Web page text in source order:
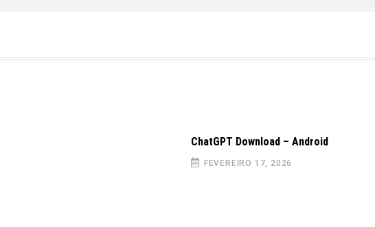
ChatGPT Download – Android
FEVEREIRO 17, 2026